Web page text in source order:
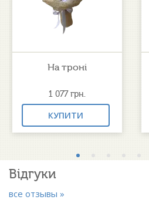
На троні
1 077грн.
КУПИТИ
Відгуки
все отзывы »